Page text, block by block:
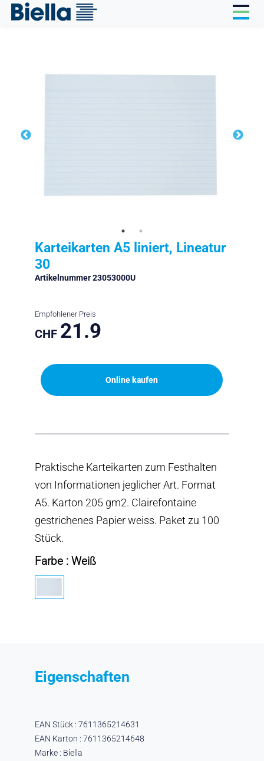
Karteikarten A5 liniert, Lineatur
30
Artikelnummer 23053000U
Empfohlener Preis
CHF 21.9
Online kaufen
Praktische Karteikarten zum Festhalten
von Informationen jeglicher Art. Format
A5. Karton 205 gm2. Clairefontaine
gestrichenes Papier weiss. Paket zu 100
Stück.
Farbe : Weiß
Eigenschaften
EAN Stück : 7611365214631
EAN Karton : 7611365214648
Marke : Biella
Cookie-Einstellungen